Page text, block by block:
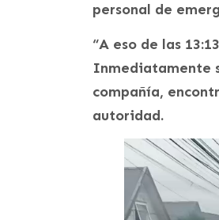
personal de
“A eso de las
Inmediatamente
compañía,
autoridad.